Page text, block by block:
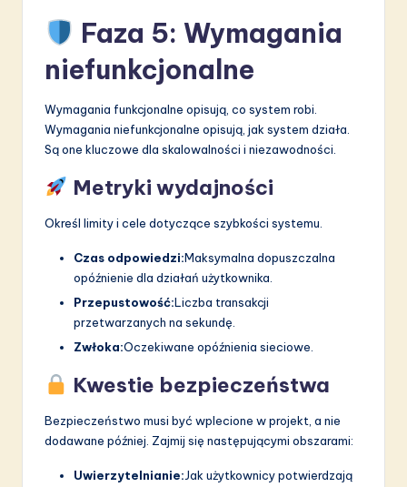
Faza 5: Wymagania
niefunkcjonalne
Wymagania funkcjonalne opisują, co system robi.
Wymagania niefunkcjonalne opisują, jak system działa.
Są one kluczowe dla skalowalności i niezawodności.
Metryki wydajności
Określ limity i cele dotyczące szybkości systemu.
Czas odpowiedzi:Maksymalna dopuszczalna
opóźnienie dla działań użytkownika.
Przepustowość:Liczba transakcji
przetwarzanych na sekundę.
Zwłoka:Oczekiwane opóźnienia sieciowe.
Kwestie bezpieczeństwa
Bezpieczeństwo musi być wplecione w projekt, a nie
dodawane później. Zajmij się następującymi obszarami:
Uwierzytelnianie:Jak użytkownicy potwierdzają